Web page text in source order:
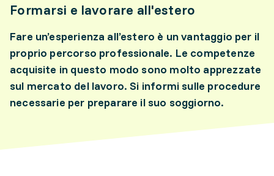
Formarsi e lavorare all'estero
Fare un’esperienza all’estero è un vantaggio per il
proprio percorso professionale. Le competenze
acquisite in questo modo sono molto apprezzate
sul mercato del lavoro. Si informi sulle procedure
necessarie per preparare il suo soggiorno.